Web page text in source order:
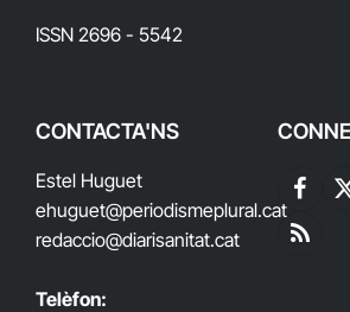
ISSN 2696 - 5542
CONTACTA'NS
Estel Huguet
ehuguet@periodismeplural.cat
redaccio@diarisanitat.cat
Telèfon:
RSS